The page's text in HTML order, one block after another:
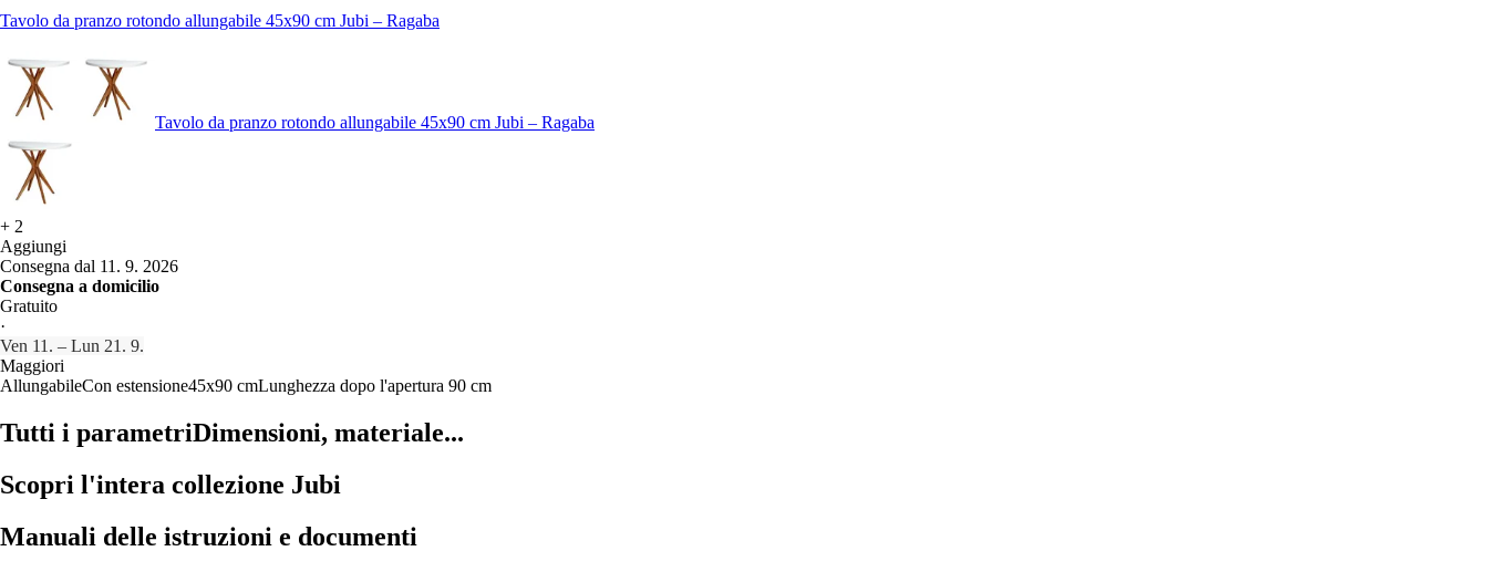
Tavolo da pranzo rotondo allungabile 45x90 cm Jubi – Ragaba
Tavolo da pranzo rotondo allungabile 45x90 cm Jubi – Ragaba
+ 2
Aggiungi
Consegna dal 11. 9. 2026
Consegna a domicilio
Gratuito
·
Ven 11. – Lun 21. 9.
Maggiori
AllungabileCon estensione45x90 cmLunghezza dopo l'apertura 90 cm
Tutti i parametriDimensioni, materiale...
Scopri l'intera collezione Jubi
Manuali delle istruzioni e documenti